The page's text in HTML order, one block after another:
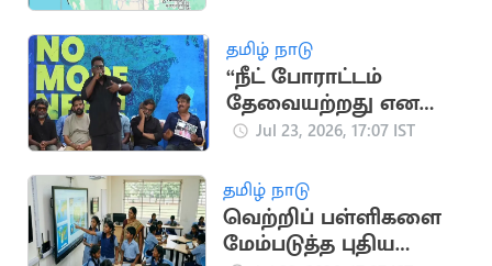
தமிழ் நாடு
“நீட் போராட்டம்
தேவையற்றது என
அமைச்சர் கூறினார்” -
Jul 23, 2026, 17:07 IST
தமிழ் நாடு
வெற்றிப் பள்ளிகளை
மேம்படுத்த புதிய